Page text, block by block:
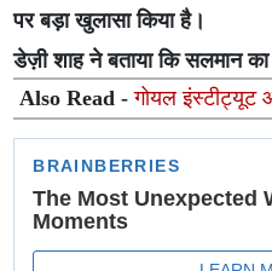
पर बड़ा खुलासा किया है।
डेज़ी शाह ने बताया कि सलमान का
Also Read -गोयल इंस्टीट्यूट
नशा मुक्ति जागरूकता अभियान